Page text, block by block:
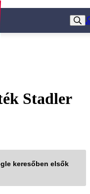
Stadler
keresőben elsők